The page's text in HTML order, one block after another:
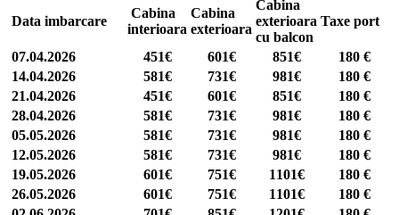
Data imbarcare
Cabina
interioara
Cabina
exterioara
Cabina
exterioara
cu balcon
Taxe port
07.04.2026 451€ 601€ 851€
180 €
14.04.2026
581€ 731€ 981€
180 €
21.04.2026
451€ 601€ 851€
180 €
28.04.2026
581€ 731€ 981€
180 €
05.05.2026
581€ 731€ 981€
180 €
12.05.2026
581€ 731€ 981€
180 €
19.05.2026
601€ 751€ 1101€
180 €
26.05.2026
601€ 751€ 1101€
180 €